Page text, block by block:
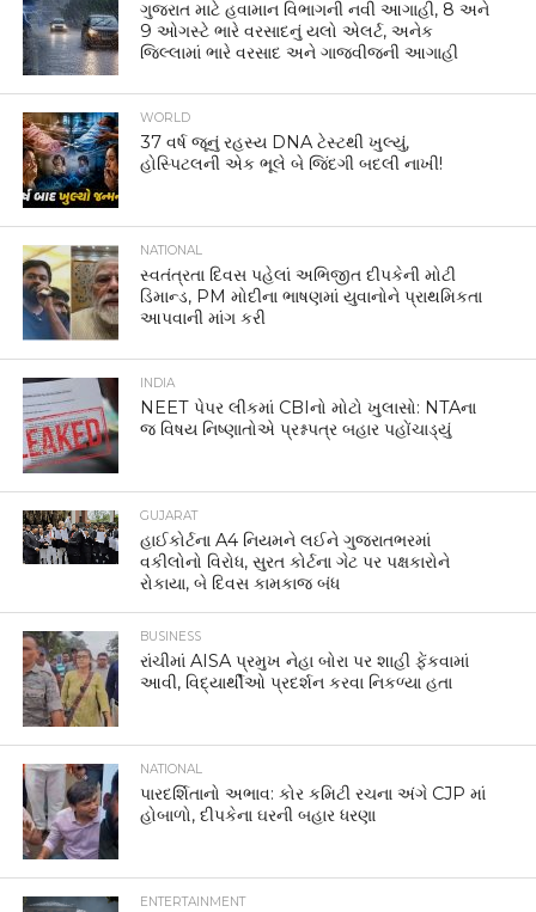
ગુજરાત માટે હવામાન વિભાગની નવી આગાહી, 8 અને
9 ઓગસ્ટે ભારે વરસાદનું યલો એલર્ટ, અનેક
જિલ્લામાં ભારે વરસાદ અને ગાજવીજની આગાહી
WORLD
37 વર્ષ જૂનું રહસ્ય DNA ટેસ્ટથી ખુલ્યું,
હોસ્પિટલની એક ભૂલે બે જિંદગી બદલી નાખી!
NATIONAL
સ્વતંત્રતા દિવસ પહેલાં અભિજીત દીપકેની મોટી
ડિમાન્ડ, PM મોદીના ભાષણમાં યુવાનોને પ્રાથમિકતા
આપવાની માંગ કરી
INDIA
NEET પેપર લીકમાં CBIનો મોટો ખુલાસો: NTAના
જ વિષય નિષ્ણાતોએ પ્રશ્નપત્ર બહાર પહોંચાડ્યું
GUJARAT
હાઈકોર્ટના A4 નિયમને લઈને ગુજરાતભરમાં
વકીલોનો વિરોધ, સુરત કોર્ટના ગેટ પર પક્ષકારોને
રોકાયા, બે દિવસ કામકાજ બંધ
BUSINESS
રાંચીમાં AISA પ્રમુખ નેહા બોરા પર શાહી ફેંકવામાં
આવી, વિદ્યાર્થીઓ પ્રદર્શન કરવા નિકળ્યા હતા
NATIONAL
પારદર્શિતાનો અભાવ: કોર કમિટી રચના અંગે CJP માં
હોબાળો, દીપકેના ઘરની બહાર ધરણા
ENTERTAINMENT